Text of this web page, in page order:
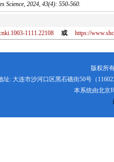
Science, 2024, 43(4): 550-560.
1111.22108
或 https://
版权所
址: 大连市沙河口区黑石礁街50号（
本系统由北京